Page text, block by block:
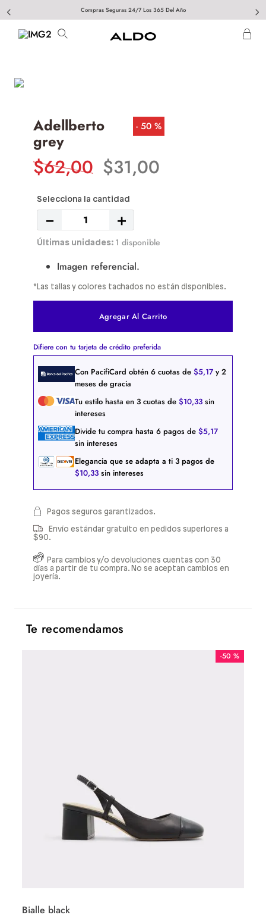
Compras Seguras 24/7 Los 365 Del Año
Adellberto
grey
50 %
$62,00 $31,00
＋
－
1 disponible
Imagen referencial.
*Las tallas y colores tachados no están disponibles.
Agregar Al Carrito
Difiere con tu tarjeta de crédito preferida
Con PacifiCard obtén 6 cuotas de $5,17 y 2
meses de gracia
Tu estilo hasta en 3 cuotas de $10,33 sin
intereses
Divide tu compra hasta 6 pagos de $5,17
sin intereses
Elegancia que se adapta a ti 3 pagos de
$10,33 sin intereses
Pagos seguros garantizados.
Envío estándar gratuito en pedidos superiores a
$90.
Para cambios y/o devoluciones cuentas con 30
días a partir de tu compra. No se aceptan cambios en
joyería.
Te recomendamos
-50 %
Bialle black